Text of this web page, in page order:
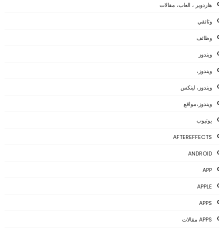
هاردوير ، العاب، مقالات
وثائقي
وظائف
ويندوز
ويندوز،
ويندوز، لينكس
ويندوز،مواقع
يوتيوب
AFTEREFFECTS
ANDROID
APP
APPLE
APPS
APPS مقالات